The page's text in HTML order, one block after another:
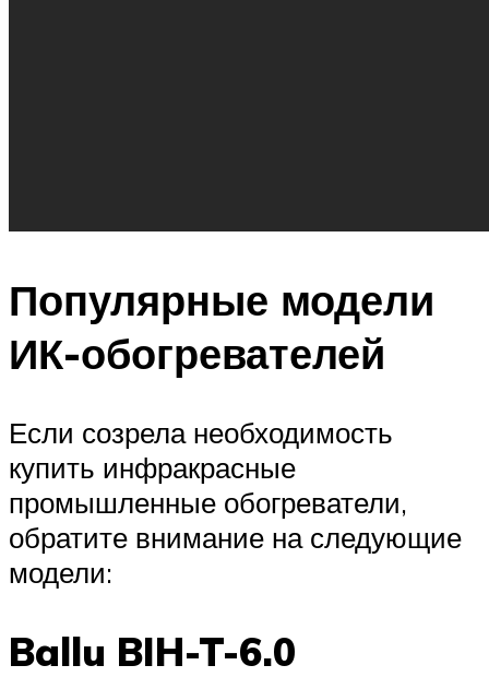
Популярные модели
ИК-обогревателей
Если созрела необходимость
купить инфракрасные
промышленные обогреватели,
обратите внимание на следующие
модели:
Ballu BIH-T-6.0